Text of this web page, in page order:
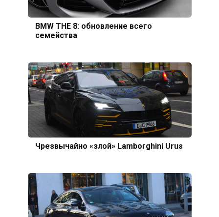
BMW THE 8: обновление всего
семейства
Чрезвычайно «злой» Lamborghini Urus